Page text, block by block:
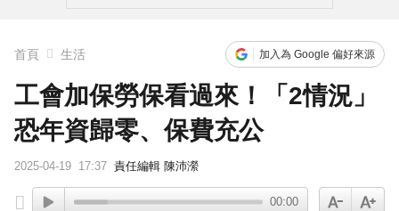
首頁 生活 加入為 Google 偏好來源
工會加保勞保看過來！「2情況」
恐年資歸零、保費充公
2025-04-19 17:37 責任編輯 陳沛瀠
00:00